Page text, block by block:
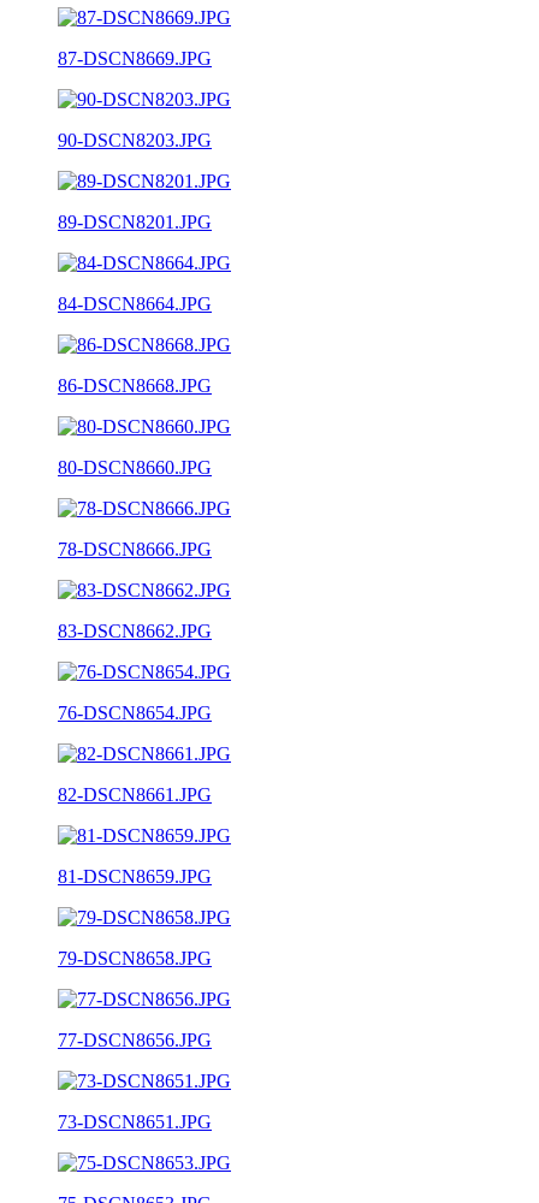
87-DSCN8669.JPG
90-DSCN8203.JPG
89-DSCN8201.JPG
84-DSCN8664.JPG
86-DSCN8668.JPG
80-DSCN8660.JPG
78-DSCN8666.JPG
83-DSCN8662.JPG
76-DSCN8654.JPG
82-DSCN8661.JPG
81-DSCN8659.JPG
79-DSCN8658.JPG
77-DSCN8656.JPG
73-DSCN8651.JPG